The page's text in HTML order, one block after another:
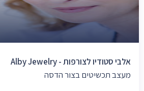
אלבי סטודיו לצורפות - Alby Jewelry
מעצב תכשיטים בצור הדסה